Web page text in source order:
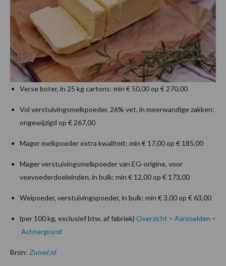
Verse boter, in 25 kg cartons: min € 50,00 op € 270,00
Vol verstuivingsmelkpoeder, 26% vet, in meerwandige zakken:
ongewijzigd op € 267,00
Mager melkpoeder extra kwaliteit: min € 17,00 op € 185,00
Mager verstuivingsmelkpoeder van EG-origine, voor
veevoederdoeleinden, in bulk: min € 12,00 op € 173,00
Weipoeder, verstuivingspoeder, in bulk: min € 3,00 op € 63,00
(per 100 kg, exclusief btw, af fabriek) Overzicht – Aanmelden –
Achtergrond
Bron: Zuivel.nl